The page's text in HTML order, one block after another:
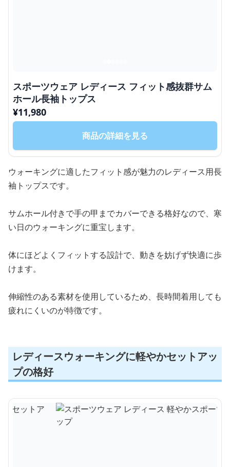
スポーツウェア レディース フィット感抜群サム
ホール長袖トップス
¥11,980
商品の詳細を見る
ウォーキングに適したフィット感が魅力のレディース用長
袖トップスです。
サムホール付きで手の甲までカバーできる格好なので、寒
い日のウォーキングに重宝します。
体にほどよくフィットする設計で、動きを妨げず快適に歩
けます。
伸縮性のある素材を使用しているため、長時間着用しても
疲れにくいのが特徴です。
レディースウォーキングに軽やかセットアッ
プの格好